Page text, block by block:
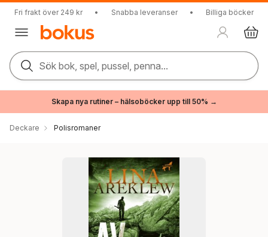
Fri frakt över 249 kr • Snabba leveranser • Billiga böcker
Sök bok, spel, pussel, penna...
Skapa nya rutiner – hälsoböcker upp till 50% →
Deckare Polisromaner